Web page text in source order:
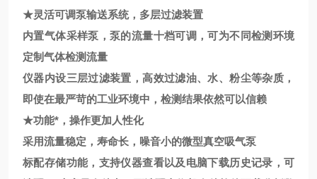
★灵活可调泵输送系统，多层过滤装置
内置气体采样泵，泵的流量十档可调，可为不同检测环境
定制气体检测流量
仪器内设三层过滤装置，高效过滤油、水、粉尘等杂质，
即使在最严苛的工业环境中，检测结果依然可以信赖
★功能*，操作更加人性化
采用流量稳定，寿命长，噪音小的微型真空吸气泵
标配存储功能，支持仪器查看以及电脑下载历史记录，可